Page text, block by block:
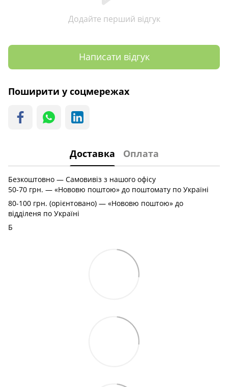
Додайте перший відгук
Написати відгук
Поширити у соцмережах
Доставка Оплата
Безкоштовно — Самовивіз з нашого офісу
50-70 грн. — «Нововю поштою» до поштомату по Україні
80-100 грн. (орієнтовано) — «Нововю поштою» до
відділеня по Україні
Б